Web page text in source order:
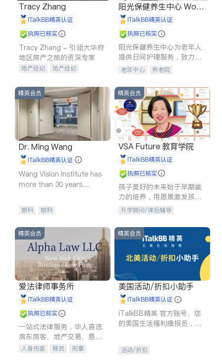
Tracy Zhang
iTalkBB精英认证
执照已核实
Tracy Zhang - 引领大华府
地区房产之旅的资深专家
地产经纪
地产经纪
商铺租售
开发商建商
阳光保健养生中心 World
shine
iTalkBB精英认证
执照已核实
阳光保健养生中心为老年人
提供日间护理服务，致力于
通过持续的护理创新来有效
老年中心 养老院
精英会员
Dr. Ming Wang
iTalkBB精英认证
Wang Vision Institute has
more than 30 years
眼科 眼科
精英会员
VSA Future 教育学院
iTalkBB精英认证
执照已核实
孩子美好的未来始于早期能
力的培养，用愿景激发孩子
的学习潜力和动力。理念：
拥有成长型心态是成功的基
石。
升学顾问/课后辅导
精英会员
爱法律师事务所
iTalkBB精英认证
执照已核实
一站式法律服务，华人首选.
房东房客、地产交易、意外
伤害、车祸重伤、商业诉
人身伤害 移民
刑事
精英会员
美国活动/折扣小助手
iTalkBB精英认证
iTalkBB精英 官方账号。您
的美国生活福利播报员，精
专属福利。
活动/折扣